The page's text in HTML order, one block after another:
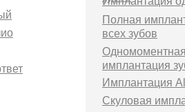
Cкуловая
Имплантация
Одномоментная
имплантация
Полная
всех зубов